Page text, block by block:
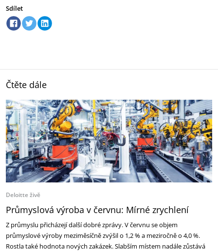
Sdílet
Čtěte dále
Deloitte živě
Průmyslová výroba v červnu: Mírné zrychlení
Z průmyslu přicházejí další dobré zprávy. V červnu se objem
průmyslové výroby meziměsíčně zvýšil o 1,2 % a meziročně o 4,0 %.
Rostla také hodnota nových zakázek. Slabším místem nadále zůstává